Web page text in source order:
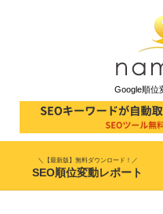
Google順位
＼【最新版】無料ダウンロード！／
SEO順位変動レポート